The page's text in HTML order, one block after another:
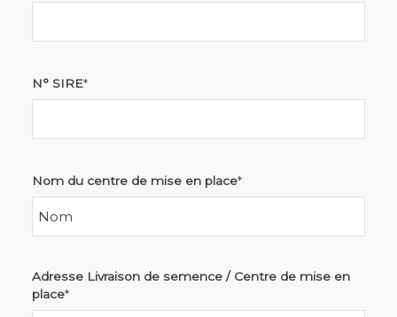
N° SIRE*
Nom du centre de mise en place*
Adresse Livraison de semence / Centre de mise en
place*